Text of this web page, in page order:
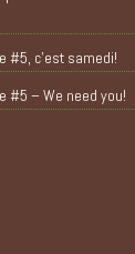
#5, c’est samedi!
#5 – We need you!